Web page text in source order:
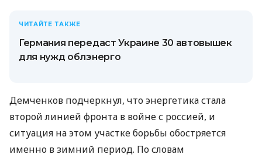
ЧИТАЙТЕ ТАКЖЕ
Германия передаст Украине 30 автовышек
для нужд облэнерго
Демченков подчеркнул, что энергетика стала
второй линией фронта в войне с россией, и
ситуация на этом участке борьбы обостряется
именно в зимний период. По словам